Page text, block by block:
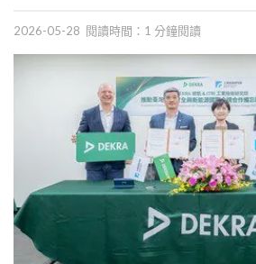
2026-05-28 閱讀時間：1 分鐘閱讀